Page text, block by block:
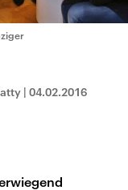
| 04.02.2016